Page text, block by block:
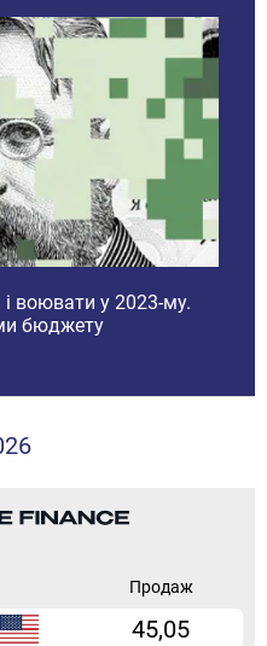
війни: Експерти
електромобілів у
Продаж
45,05